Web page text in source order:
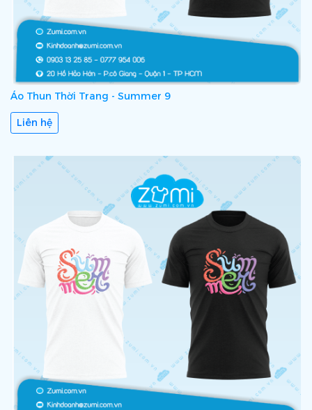
Áo Thun Thời Trang - Summer 9
Liên hệ